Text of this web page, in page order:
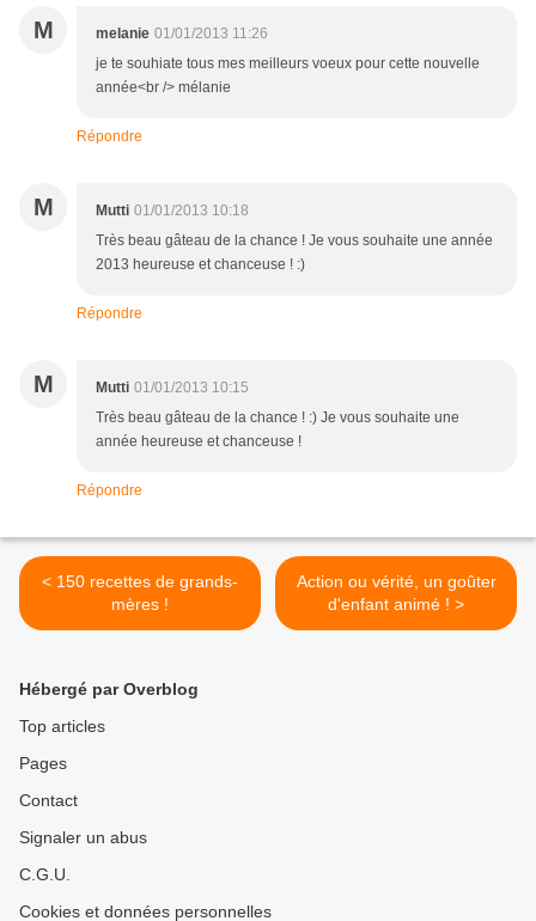
M melanie 01/01/2013 11:26
je te souhiate tous mes meilleurs voeux pour cette nouvelle
année<br /> mélanie
Répondre
M Mutti 01/01/2013 10:18
Très beau gâteau de la chance ! Je vous souhaite une année
2013 heureuse et chanceuse ! :)
Répondre
M Mutti 01/01/2013 10:15
Très beau gâteau de la chance ! :) Je vous souhaite une
année heureuse et chanceuse !
Répondre
< 150 recettes de grands-
mères !
Action ou vérité, un goûter
d'enfant animé ! >
Hébergé par Overblog
Top articles
Pages
Contact
Signaler un abus
C.G.U.
Cookies et données personnelles